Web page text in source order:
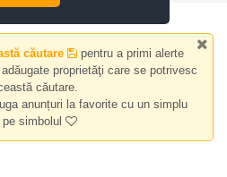
căutare
pentru a primi alerte
proprietăţi care se potrivesc
căutare.
anunțuri la favorite cu un simplu
simbolul